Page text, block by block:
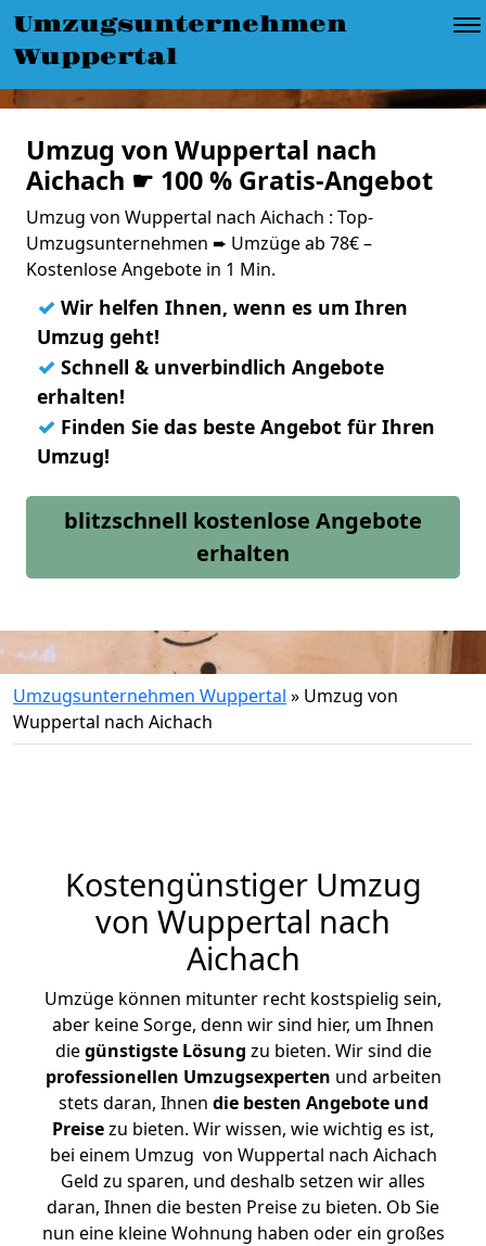
Umzugsunternehmen
Wuppertal
Umzug von Wuppertal nach
Aichach ☛ 100 % Gratis-Angebot
Umzug von Wuppertal nach Aichach : Top-
Umzugsunternehmen ➨ Umzüge ab 78€ –
Kostenlose Angebote in 1 Min.
✓ Wir helfen Ihnen, wenn es um Ihren
Umzug geht!
✓ Schnell & unverbindlich Angebote
erhalten!
✓ Finden Sie das beste Angebot für Ihren
Umzug!
blitzschnell kostenlose Angebote
erhalten
Umzugsunternehmen Wuppertal » Umzug von
Wuppertal nach Aichach
Kostengünstiger Umzug
von Wuppertal nach
Aichach
Umzüge können mitunter recht kostspielig sein,
aber keine Sorge, denn wir sind hier, um Ihnen
diegünstigste Lösung zu bieten. Wir sind die
professionellen Umzugsexperten und arbeiten
stets daran, Ihnen die besten Angebote und
Preisezu bieten. Wir wissen, wie wichtig es ist,
bei einem Umzug von Wuppertal nach Aichach
Geld zu sparen, und deshalb setzen wir alles
daran, Ihnen die besten Preise zu bieten. Ob Sie
nun eine kleine Wohnung haben oder ein großes